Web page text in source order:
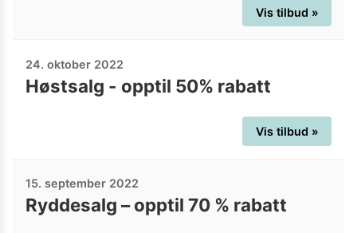
Vis tilbud »
24. oktober 2022
Høstsalg - opptil 50% rabatt
Vis tilbud »
15. september 2022
Ryddesalg – opptil 70 % rabatt